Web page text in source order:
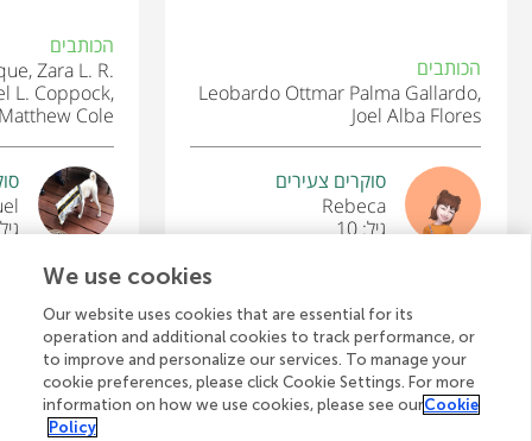
הכותבים
Leobardo Ottmar Palma Gallardo,
Joel Alba Flores
סוקרים צעירים
Rebeca
גיל: 10
הכותבים
Zara L. R.
L. Coppock,
Matthew Cole
לצפייה בכל המאמרים
We use cookies
Our website uses cookies that are essential for its
operation and additional cookies to track performance, or
to improve and personalize our services. To manage your
cookie preferences, please click Cookie Settings. For more
information on how we use cookies, please see ourCookie
Policy